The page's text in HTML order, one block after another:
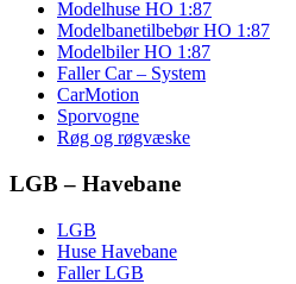
Modelhuse HO 1:87
Modelbanetilbebør HO 1:87
Modelbiler HO 1:87
Faller Car – System
CarMotion
Sporvogne
Røg og røgvæske
LGB – Havebane
LGB
Huse Havebane
Faller LGB